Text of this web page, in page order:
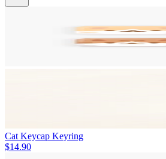
Cat Keycap Keyring
$14.90